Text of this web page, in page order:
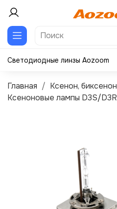
Светодиодные линзы Aozoom
Главная
Ксенон, биксенон
Ксеноновые лампы D3S/D3R